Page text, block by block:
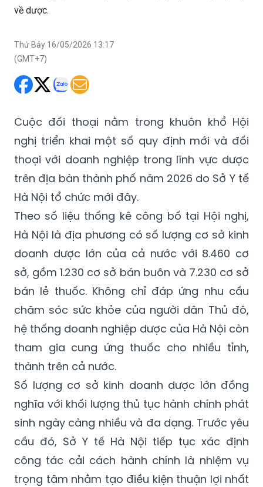
về dược.
Thứ Bảy 16/05/2026 13:17
(GMT+7)
Cuộc đối thoại nằm trong khuôn khổ Hội
nghị triển khai một số quy định mới và đối
thoại với doanh nghiệp trong lĩnh vực dược
trên địa bàn thành phố năm 2026 do Sở Y tế
Hà Nội tổ chức mới đây.
Theo số liệu thống kê công bố tại Hội nghị,
Hà Nội là địa phương có số lượng cơ sở kinh
doanh dược lớn của cả nước với 8.460 cơ
sở, gồm 1.230 cơ sở bán buôn và 7.230 cơ sở
bán lẻ thuốc. Không chỉ đáp ứng nhu cầu
chăm sóc sức khỏe của người dân Thủ đô,
hệ thống doanh nghiệp dược của Hà Nội còn
tham gia cung ứng thuốc cho nhiều tỉnh,
thành trên cả nước.
Số lượng cơ sở kinh doanh dược lớn đồng
nghĩa với khối lượng thủ tục hành chính phát
sinh ngày càng nhiều và đa dạng. Trước yêu
cầu đó, Sở Y tế Hà Nội tiếp tục xác định
công tác cải cách hành chính là nhiệm vụ
trọng tâm nhằm tạo điều kiện thuận lợi nhất